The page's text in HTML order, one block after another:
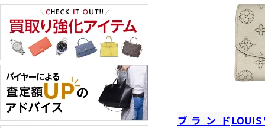
ブランドLOUIS